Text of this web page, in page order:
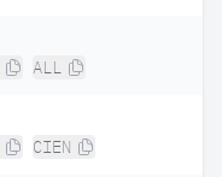
ALL
CIEN